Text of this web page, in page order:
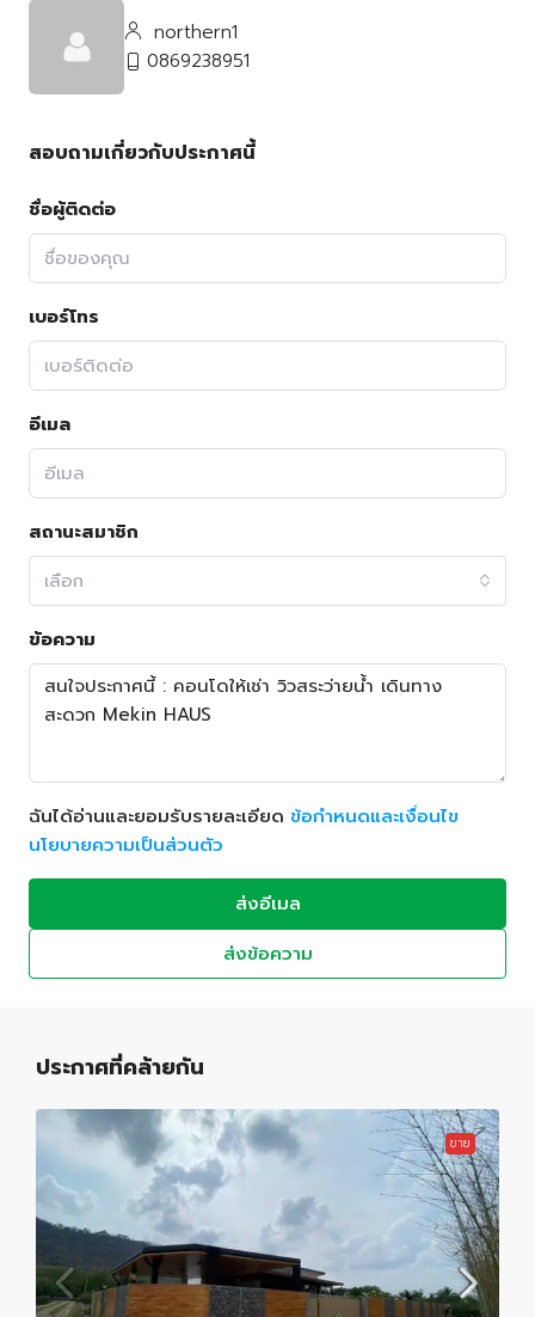
northern1
0869238951
สอบถามเกี่ยวกับประกาศนี้
ชื่อผู้ติดต่อ
เบอร์โทร
อีเมล
สถานะสมาชิก
เลือก
ข้อความ
ฉันได้อ่านและยอมรับรายละเอียด ข้อกำหนดและเงื่อนไข
นโยบายความเป็นส่วนตัว
ส่งอีเมล
ส่งข้อความ
ประกาศที่คล้ายกัน
ขาย